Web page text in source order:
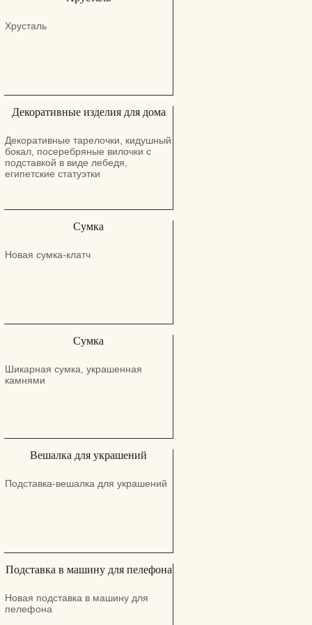
#LabChemicals
Хрусталь
Декоративные изделия для дома
Декоративные тарелочки, кидушный
бокал, посеребряные вилочки с
подставкой в виде лебедя,
египетские статуэтки
Сумка
Новая сумка-клатч
Сумка
Шикарная сумка, украшенная
камнями
Вешалка для украшений
Подставка-вешалка для украшений
Подставка в машину для пелефона
Новая подставка в машину для
пелефона